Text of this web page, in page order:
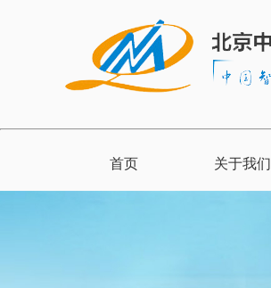
首页 关于我们